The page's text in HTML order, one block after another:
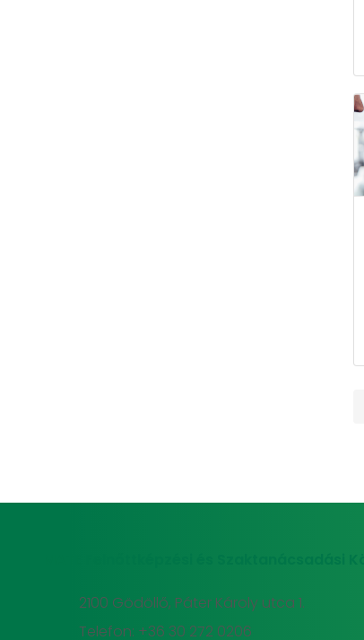
2100 Gödöllő, Páter Károly utca 1.
Telefon: +36 30 272 0206